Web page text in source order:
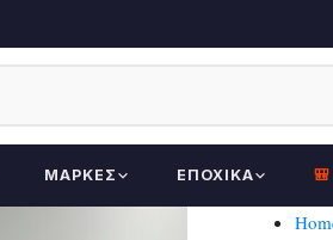
ΜΆΡΚΕΣ ΕΠΟΧΙΚΆ